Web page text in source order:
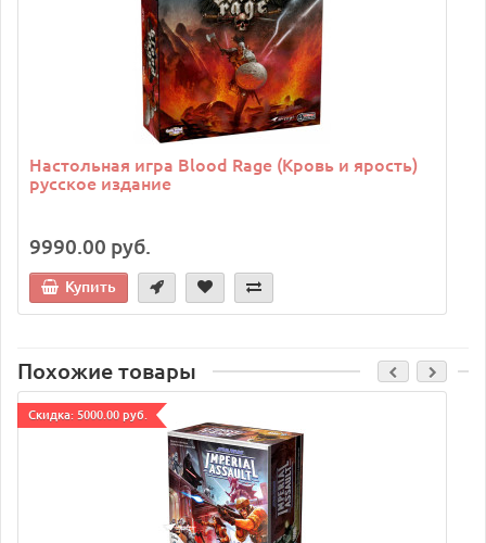
Настольная игра Blood Rage (Кровь и ярость)
русское издание
9990.00 руб.
Купить
Похожие товары
Cкидка: 5000.00 руб.